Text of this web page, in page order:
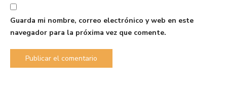
Guarda mi nombre, correo electrónico y web en este
navegador para la próxima vez que comente.